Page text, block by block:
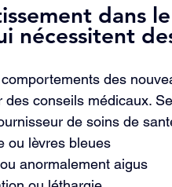
dans
nécessitent
des
conseils médicaux.
de soins de
ou lèvres bleues
anormalement aigus